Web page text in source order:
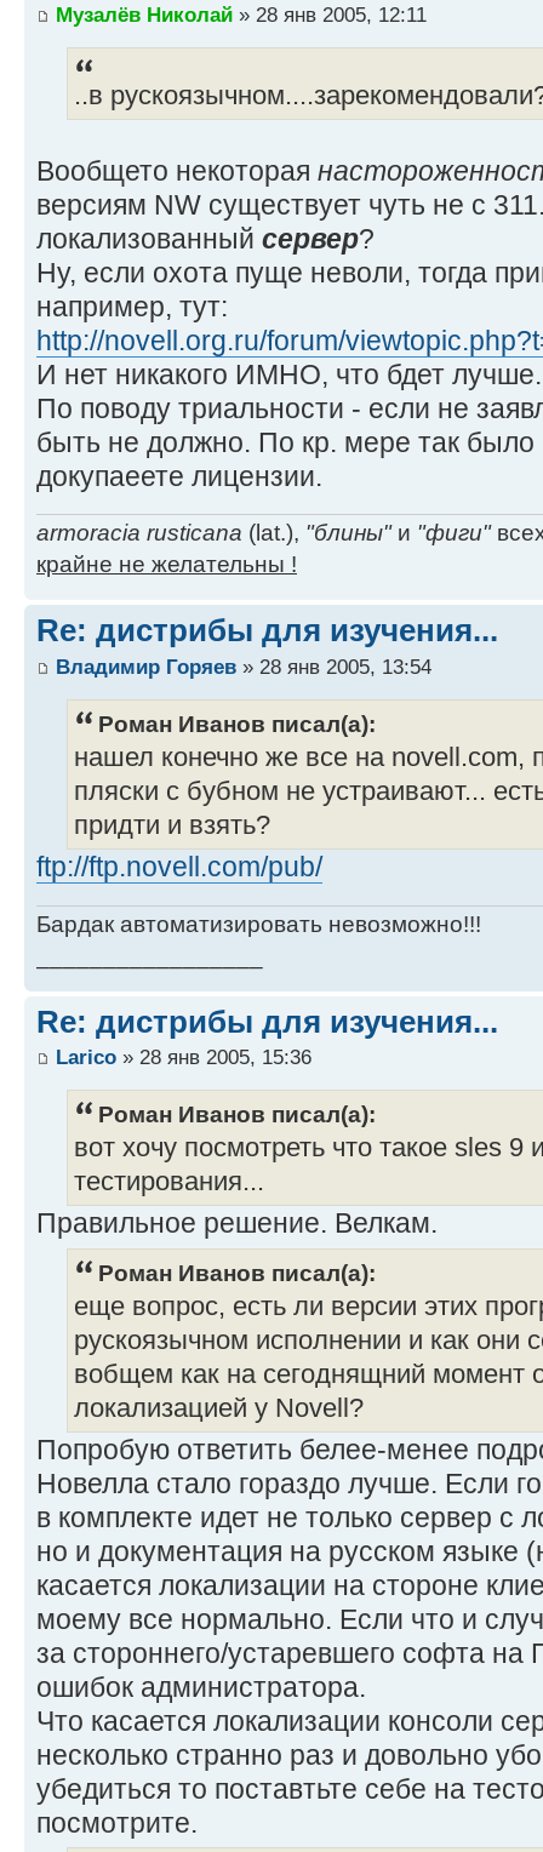
Музалёв Николай » 28 янв 2005, 12:11
..в
Вообщето некоторая
версиям NW существует чуть не с
локализованный сервер?
Ну, если охота пуще неволи, тогда
например, тут:
http://novell.org.ru/forum/
И нет никакого ИМНО, что бдет
По поводу триальности - если не
быть не должно. По кр. мере так было
докупаеете лицензии.
armoracia rusticana (lat.), "блины"и "фиги"
крайне не желательны !
Re: дистрибы для изучения...
Владимир Горяев » 28 янв 2005, 13:54
Роман Иванов писал(а):
нашел конечно же все на novell.com,
пляски с бубном не устраивают...
придти и взять?
ftp://ftp.novell.com/pub/
Бардак автоматизировать невозможно!!!
Re: дистрибы для изучения...
Larico » 28 янв 2005, 15:36
Роман Иванов писал(а):
вот хочу посмотреть что такое sles
тестирования...
Правильное решение. Велкам.
Роман Иванов писал(а):
еще вопрос, есть ли версии этих
рускоязычном исполнении и как они
вобщем как на сегоднящний момент
локализацией у Novell?
Попробую ответить белее-менее
Новелла стало гораздо лучше. Если
в комплекте идет не только сервер с
но и документация на русском языке
касается локализации на стороне
моему все нормально. Если что и
за стороннего/устаревшего софта на
ошибок администратора.
Что касается локализации консоли
несколько странно раз и довольно
убедиться то поставтьте себе на
посмотрите.